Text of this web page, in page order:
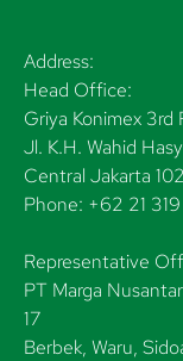
Address:
Head Office:
Griya Konimex 3rd
Jl. K.H. Wahid
Central Jakarta
Phone: +62 21
Representative
PT Marga
17
Berbek, Waru,